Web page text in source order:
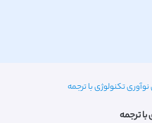
تکنولوژی با ترجمه
ترجمه